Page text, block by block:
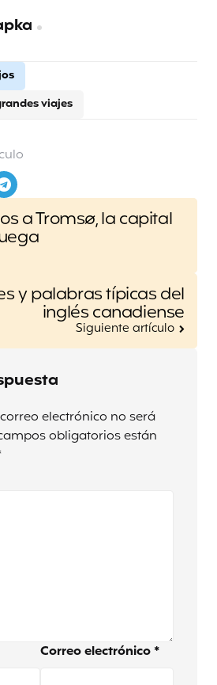
viajes
a Tromsø, la capital
y palabras típicas del
inglés canadiense
Siguiente artículo
electrónico no será
obligatorios están
Correo electrónico *